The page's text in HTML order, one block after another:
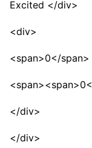
Excited </div>
<div>
<span>0</span>
</div>
</div>